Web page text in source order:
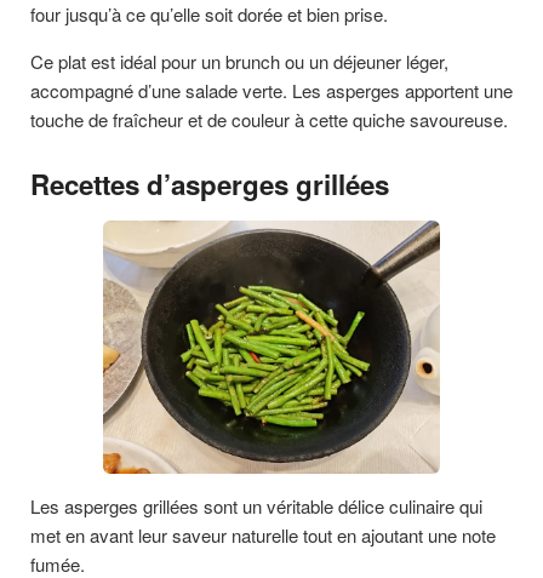
four jusqu’à ce qu’elle soit dorée et bien prise.
Ce plat est idéal pour un brunch ou un déjeuner léger,
accompagné d’une salade verte. Les asperges apportent une
touche de fraîcheur et de couleur à cette quiche savoureuse.
Recettes d’asperges grillées
Les asperges grillées sont un véritable délice culinaire qui
met en avant leur saveur naturelle tout en ajoutant une note
fumée.